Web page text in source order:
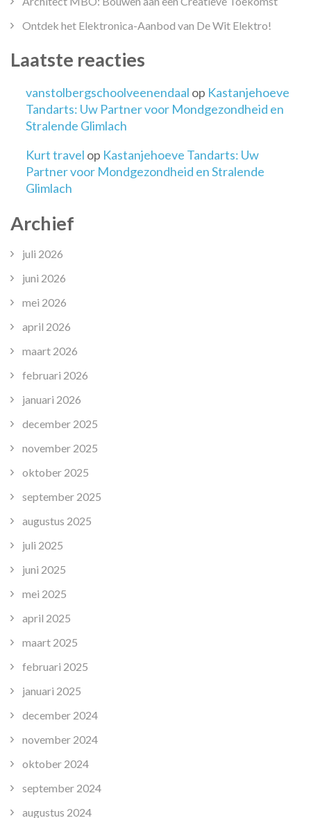
Ontdek het Elektronica-Aanbod van De Wit Elektro!
Laatste reacties
vanstolbergschoolveenendaal op Kastanjehoeve
Tandarts: Uw Partner voor Mondgezondheid en
Stralende Glimlach
Kurt travel op Kastanjehoeve Tandarts: Uw
Partner voor Mondgezondheid en Stralende
Glimlach
Archief
juli 2026
juni 2026
mei 2026
april 2026
maart 2026
februari 2026
januari 2026
december 2025
november 2025
oktober 2025
september 2025
augustus 2025
juli 2025
juni 2025
mei 2025
april 2025
maart 2025
februari 2025
januari 2025
december 2024
november 2024
oktober 2024
september 2024
augustus 2024